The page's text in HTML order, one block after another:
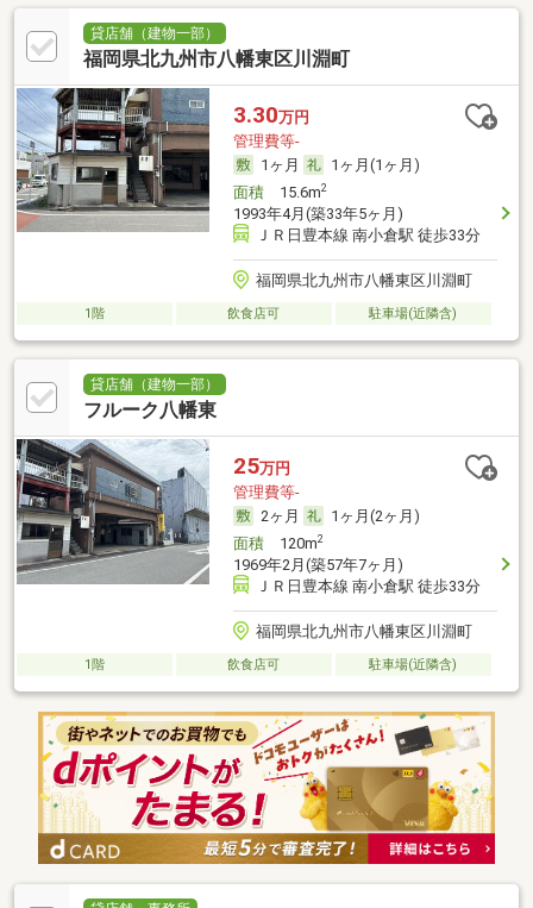
貸店舗（建物一部）
福岡県北九州市八幡東区川淵町
3.30万円
管理費等-
1ヶ月
1ヶ月(1ヶ月)
面積15.6m2
1993年4月(築33年5ヶ月)
ＪＲ日豊本線 南小倉駅 徒歩33分
福岡県北九州市八幡東区川淵町
1階 飲食店可 駐車場(近隣含)
貸店舗（建物一部）
フルーク八幡東
25万円
管理費等-
2ヶ月
1ヶ月(2ヶ月)
面積120m2
1969年2月(築57年7ヶ月)
ＪＲ日豊本線 南小倉駅 徒歩33分
福岡県北九州市八幡東区川淵町
1階 飲食店可 駐車場(近隣含)